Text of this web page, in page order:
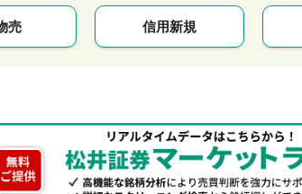
売 信用新規